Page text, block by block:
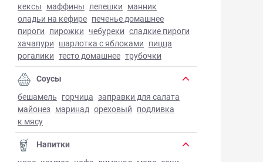
кексы маффины лепешки манник
оладьи на кефире печенье домашнее
пироги пирожки чебуреки сладкие пироги
хачапури шарлотка с яблоками пицца
рогалики тесто домашнее трубочки
Соусы
бешамель горчица заправки для салата
майонез маринад ореховый подливка
к мясу
Напитки